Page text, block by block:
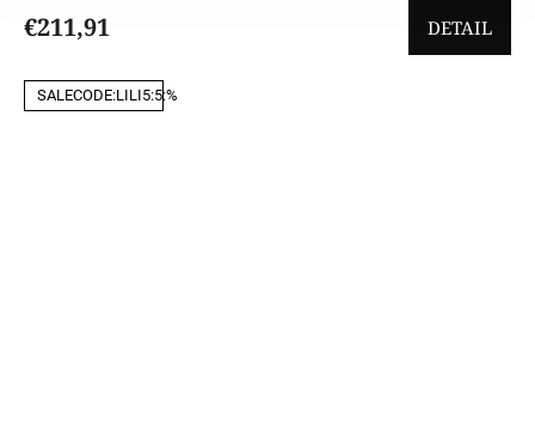
€211,91 DETAIL
SALECODE:LILI5:5:%